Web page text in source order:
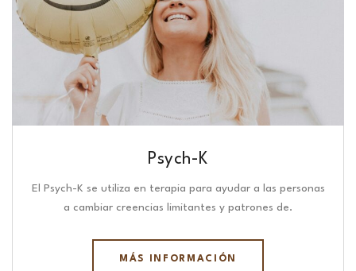
Psych-K
El Psych-K se utiliza en terapia para ayudar a las personas
a cambiar creencias limitantes y patrones de.
MÁS INFORMACIÓN